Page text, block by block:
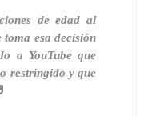
de edad al
toma esa decisión
a YouTube que
restringido y que